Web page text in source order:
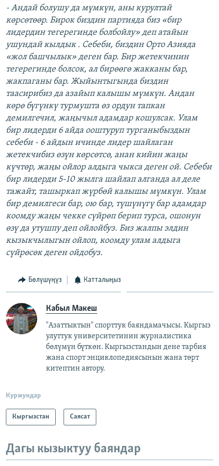
- Андай болушу да мүмкүн, аны курултай
көрсөтөөр. Бирок биздин партияда биз «бир
лидердин тегерегинде болбойлу» деп атайын
ушундай кылдык . Себеби, биздин Орто Азияда
«жол башчылык» деген бар. Бир жетекчинин
тегерегинде болсок, ал бирөөгө жакканы бар,
жакпаганы бар. Жыйынтыгында биздин
таасирибиз да азайып калышы мүмкүн. Андан
көрө бүгүнкү турмушта өз ордун тапкан
демилгечил, жаңычыл адамдар кошулсак. Улам
бир лидерди 6 айда ооштуруп турганыбыздын
себеби - 6 айдын ичинде лидер шайлаган
жетекчибиз өзүн көрсөтсө, анан кийин жаңы
күчтөр, жаңы ойлор алдыга чыкса деген ой. Себеби
бир лидерди 5-10 жылга шайлап алганда ал деле
тажайт, ташыркап жүрбөй калышы мүмкүн. Улам
бир демилгеси бар, ою бар, түшүнүгү бар адамдар
коомду жаңы чекке сүйрөп берип турса, ошонун
өзү да утушпу деп ойлойбуз. Биз жалпы элдин
кызыкчылыгын ойлоп, коомду улам алдыга
сүйрөсөк деген ойдобуз.
Бөлүшүңүз Катталыңыз
Кабыл Макеш
"Азаттыктын" спорттук баяндамачысы. Кыргыз
улуттук университетинин журналистика
бөлүмүн бүткөн. Кыргызстандын дене тарбия
жана спорт энциклопедиясынын жана төрт
китептин автору.
Куржундар
Кыргызстан Саясат
Дагы кызыктуу баяндар